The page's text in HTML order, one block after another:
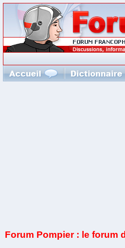
Forum Pompier : le forum